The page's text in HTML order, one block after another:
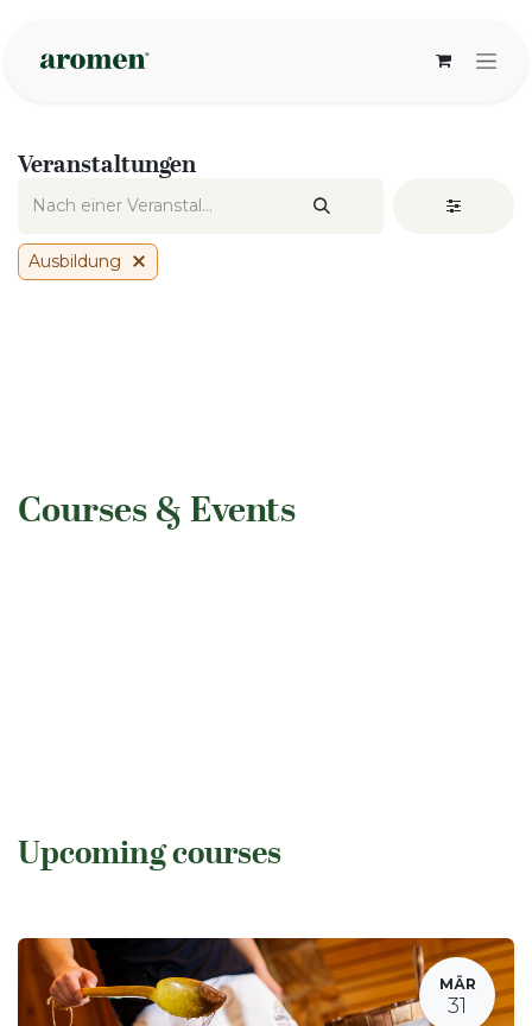
Veranstaltungen
Ausbildung
​Courses & Events
Upcoming courses
MÄR
31